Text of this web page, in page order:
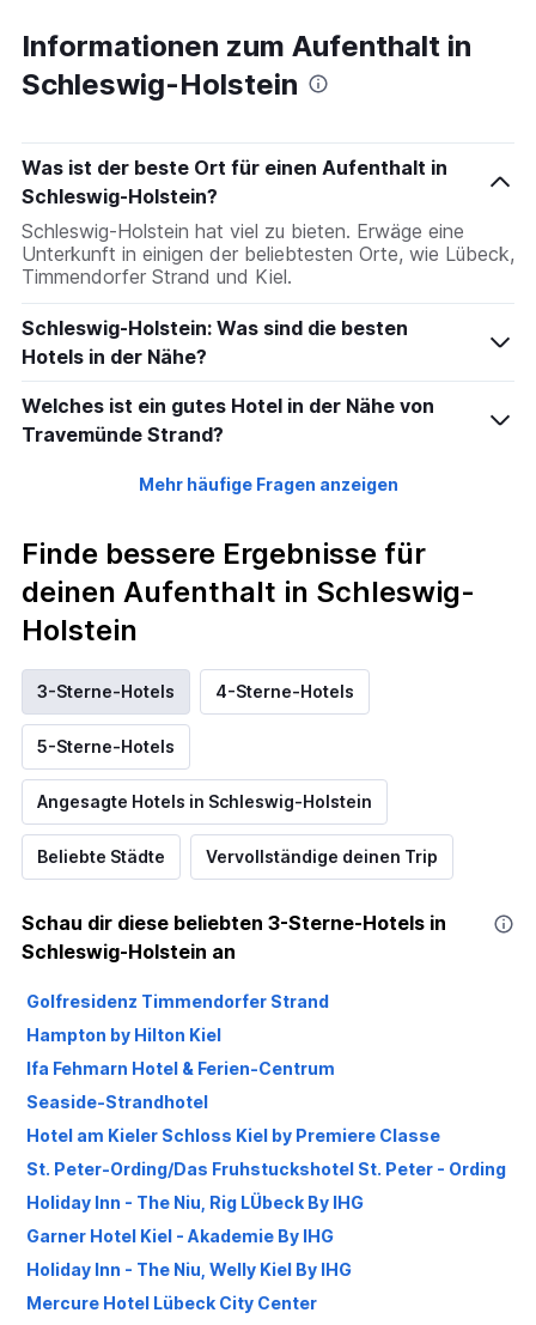
Informationen zum Aufenthalt in
Schleswig-Holstein
Was ist der beste Ort für einen Aufenthalt in
Schleswig-Holstein?
Schleswig-Holstein hat viel zu bieten. Erwäge eine
Unterkunft in einigen der beliebtesten Orte, wie Lübeck,
Timmendorfer Strand und Kiel.
Schleswig-Holstein: Was sind die besten
Hotels in der Nähe?
Welches ist ein gutes Hotel in der Nähe von
Travemünde Strand?
Mehr häufige Fragen anzeigen
Finde bessere Ergebnisse für
deinen Aufenthalt in Schleswig-
Holstein
3-Sterne-Hotels 4-Sterne-Hotels
5-Sterne-Hotels
Angesagte Hotels in Schleswig-Holstein
Beliebte Städte Vervollständige deinen Trip
Schau dir diese beliebten 3-Sterne-Hotels in
Schleswig-Holstein an
Golfresidenz Timmendorfer Strand
Hampton by Hilton Kiel
Ifa Fehmarn Hotel & Ferien-Centrum
Seaside-Strandhotel
Hotel am Kieler Schloss Kiel by Premiere Classe
St. Peter-Ording/Das Fruhstuckshotel St. Peter - Ording
Holiday Inn - The Niu, Rig LÜbeck By IHG
Garner Hotel Kiel - Akademie By IHG
Holiday Inn - The Niu, Welly Kiel By IHG
Mercure Hotel Lübeck City Center